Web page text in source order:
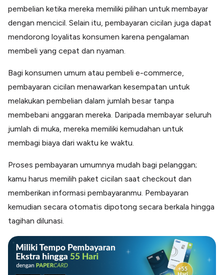
pembelian ketika mereka memiliki pilihan untuk membayar
dengan mencicil. Selain itu, pembayaran cicilan juga dapat
mendorong loyalitas konsumen karena pengalaman
membeli yang cepat dan nyaman.
Bagi konsumen umum atau pembeli e-commerce,
pembayaran cicilan menawarkan kesempatan untuk
melakukan pembelian dalam jumlah besar tanpa
membebani anggaran mereka. Daripada membayar seluruh
jumlah di muka, mereka memiliki kemudahan untuk
membagi biaya dari waktu ke waktu.
Proses pembayaran umumnya mudah bagi pelanggan;
kamu harus memilih paket cicilan saat checkout dan
memberikan informasi pembayaranmu. Pembayaran
kemudian secara otomatis dipotong secara berkala hingga
tagihan dilunasi.